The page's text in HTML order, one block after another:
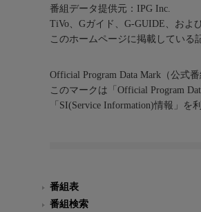
番組データ提供元：IPG Inc.
TiVo、Gガイド、G-GUIDE、およ
このホームページに掲載している
Official Program Data Mark（公式番
このマークは「Official Program
「SI(Service Information)情報」
番組表
番組検索